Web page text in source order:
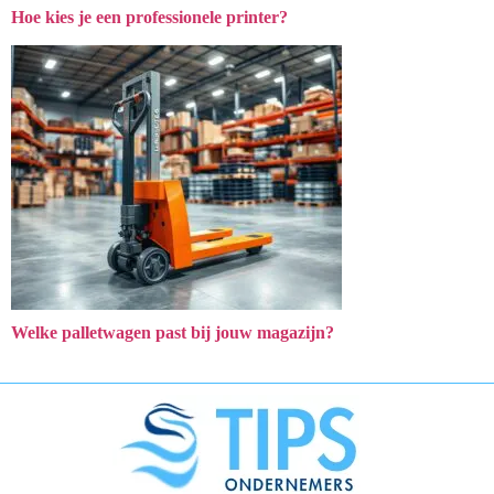
Hoe kies je een professionele printer?
Welke palletwagen past bij jouw magazijn?